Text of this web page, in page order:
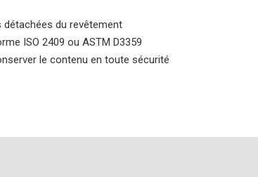
du revêtement
ISO 2409 ou ASTM D3359
le contenu en toute sécurité